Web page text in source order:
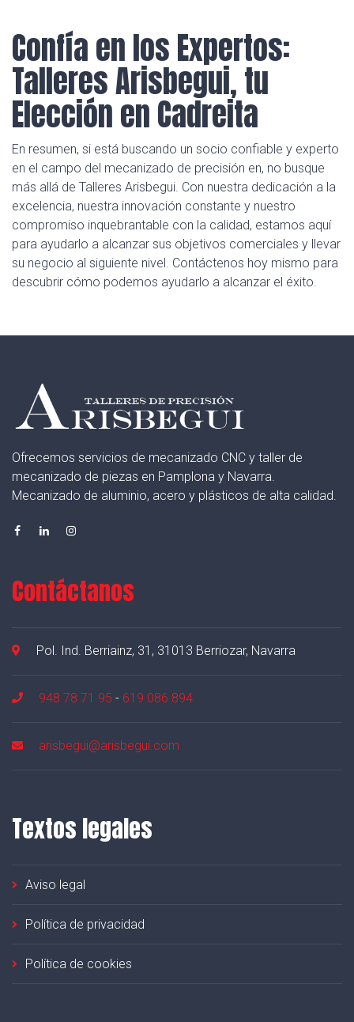
Confía en los Expertos:
Talleres Arisbegui, tu
Elección en Cadreita
En resumen, si está buscando un socio confiable y experto
en el campo del mecanizado de precisión en, no busque
más allá de Talleres Arisbegui. Con nuestra dedicación a la
excelencia, nuestra innovación constante y nuestro
compromiso inquebrantable con la calidad, estamos aquí
para ayudarlo a alcanzar sus objetivos comerciales y llevar
su negocio al siguiente nivel. Contáctenos hoy mismo para
descubrir cómo podemos ayudarlo a alcanzar el éxito.
Ofrecemos servicios de mecanizado CNC y taller de
mecanizado de piezas en Pamplona y Navarra.
Mecanizado de aluminio, acero y plásticos de alta calidad.
Contáctanos
Pol. Ind. Berriainz, 31, 31013 Berriozar, Navarra
948 78 71 95 - 619 086 894
arisbegui@arisbegui.com
Textos legales
Aviso legal
Política de privacidad
Política de cookies